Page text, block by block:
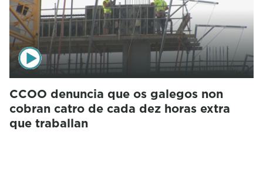
CCOO denuncia que os galegos non
cobran catro de cada dez horas extra
que traballan